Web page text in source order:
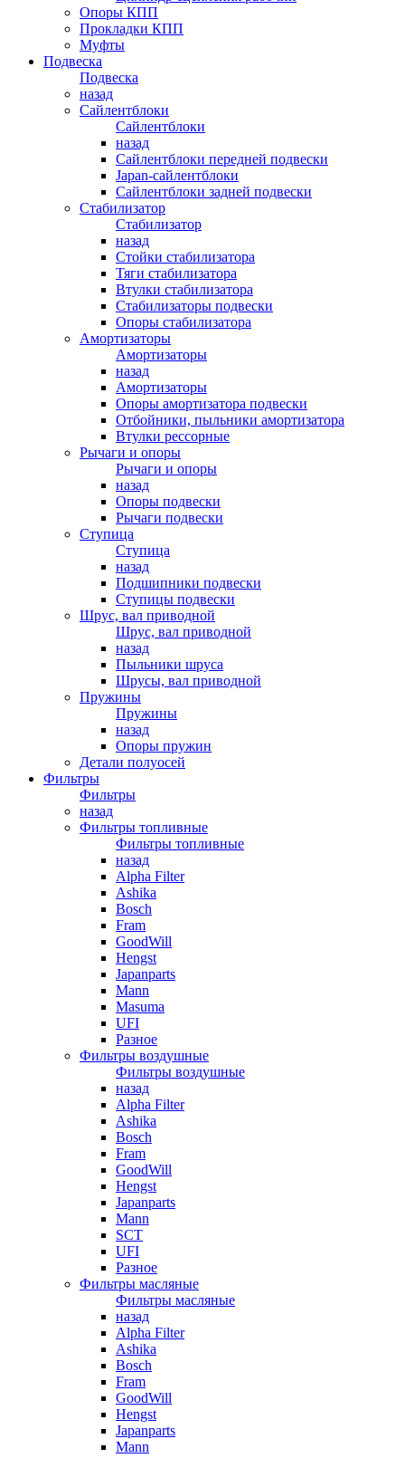
Опоры КПП
Прокладки КПП
Муфты
Подвеска
Подвеска
назад
Сайлентблоки
Сайлентблоки
назад
Сайлентблоки передней подвески
Japan-сайлентблоки
Сайлентблоки задней подвески
Стабилизатор
Стабилизатор
назад
Стойки стабилизатора
Тяги стабилизатора
Втулки стабилизатора
Стабилизаторы подвески
Опоры стабилизатора
Амортизаторы
Амортизаторы
назад
Амортизаторы
Опоры амортизатора подвески
Отбойники, пыльники амортизатора
Втулки рессорные
Рычаги и опоры
Рычаги и опоры
назад
Опоры подвески
Рычаги подвески
Ступица
Ступица
назад
Подшипники подвески
Ступицы подвески
Шрус, вал приводной
Шрус, вал приводной
назад
Пыльники шруса
Шрусы, вал приводной
Пружины
Пружины
назад
Опоры пружин
Детали полуосей
Фильтры
Фильтры
назад
Фильтры топливные
Фильтры топливные
назад
Alpha Filter
Ashika
Bosch
Fram
GoodWill
Hengst
Japanparts
Mann
Masuma
UFI
Разное
Фильтры воздушные
Фильтры воздушные
назад
Alpha Filter
Ashika
Bosch
Fram
GoodWill
Hengst
Japanparts
Mann
SCT
UFI
Разное
Фильтры масляные
Фильтры масляные
назад
Alpha Filter
Ashika
Bosch
Fram
GoodWill
Hengst
Japanparts
Mann